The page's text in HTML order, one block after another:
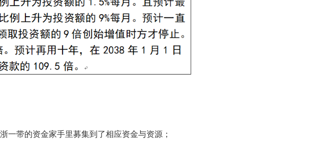
一带的资金家手里募集到了相应资金与资源；